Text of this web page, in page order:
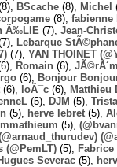
BScache (8), Michel
(8), fabienne
Ã‰LIE (7), Jean-
Lebarque
(7), YAN THOINET
Romain (6),
(6), Bonjour
(6), loÃ¯c (6), Matthieu
(5), DJM (5),
(5), herve lebret (5),
mmathieum (5),
(@PemLT) (5),
Severac (5),